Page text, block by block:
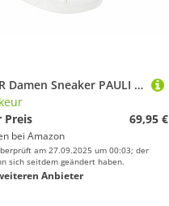
PIKEUR Damen Sneaker PAULI Selection Herbst/Winter 2022
Preis
69,95 €
bei Amazon
am 27.09.2025 um 00:03; der
sich seitdem geändert haben.
Anbieter